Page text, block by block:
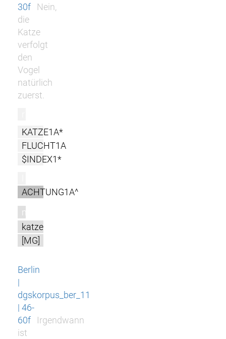
30f
Nein,
die
Katze
verfolgt
den
Vogel
natürlich
zuerst.
KATZE1A*
FLUCHT1A
$INDEX1*
ACHTUNG1A^
m
katze
[MG]
Berlin
|
dgskorpus_ber_11
| 46-
60f
Irgendwann
ist